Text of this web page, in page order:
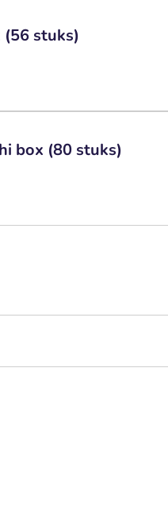
stuks)
box (80 stuks)